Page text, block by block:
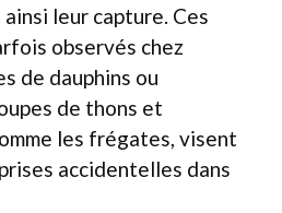
leur capture. Ces
observés chez
de dauphins ou
de thons et
les frégates, visent
accidentelles dans